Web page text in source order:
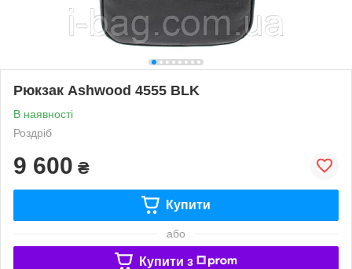
Рюкзак Ashwood 4555 BLK
В наявності
Роздріб
9 600 ₴
Купити
або
Купити з